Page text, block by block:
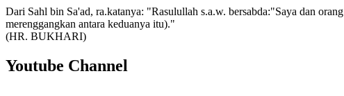
Dari Sahl bin Sa'ad, ra.katanya: "Rasulullah s.a.w. bersabda:"Saya dan
merenggangkan antara keduanya itu)."
(HR. BUKHARI)
Youtube Channel